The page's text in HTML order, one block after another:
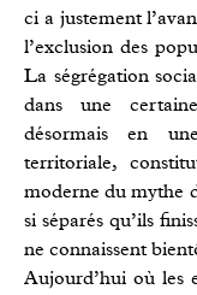
ci a justement
l’exclusion des
La ségrégation
dans une
désormais en
territoriale,
moderne du mythe
si séparés qu’ils
ne connaissent
Aujourd’hui où les